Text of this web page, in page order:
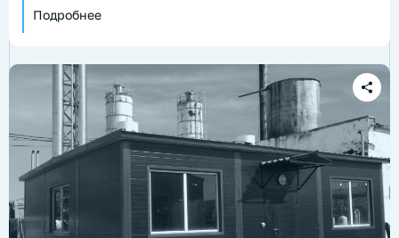
Подробнее